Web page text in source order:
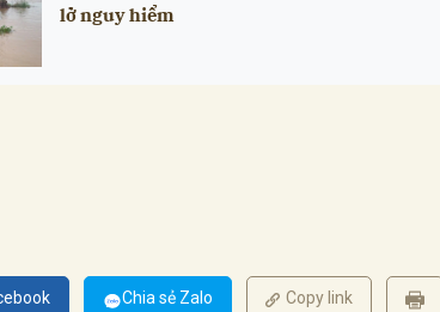
lở nguy hiểm
Chia sẻ Zalo Copy link